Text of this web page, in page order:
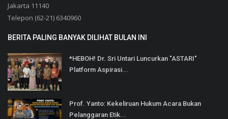
Jakarta 11140
Telepon (62-21) 6340960
BERITA PALING BANYAK DILIHAT BULAN INI
*HEBOH! Dr. Sri Untari Luncurkan "ASTARI"
Platform Aspirasi...
Prof. Yanto: Kekeliruan Hukum Acara Bukan
Pelanggaran Etik...